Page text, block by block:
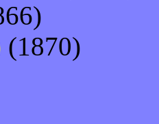
(1870)